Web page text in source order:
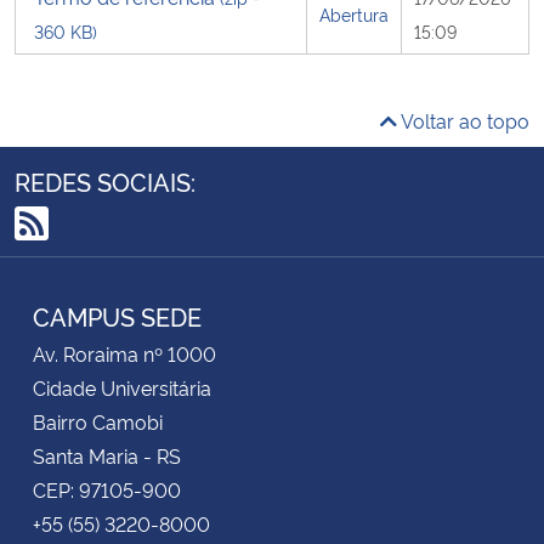
Secretaria-Geral
Gabinete de Segurança Institucional
Banco Central do Brasil
Planalto
360 KB)
Abertura
15:09
Voltar ao topo
REDES SOCIAIS:
RSS
CAMPUS SEDE
Av. Roraima nº 1000
Cidade Universitária
Bairro Camobi
Santa Maria - RS
CEP: 97105-900
+55 (55) 3220-8000